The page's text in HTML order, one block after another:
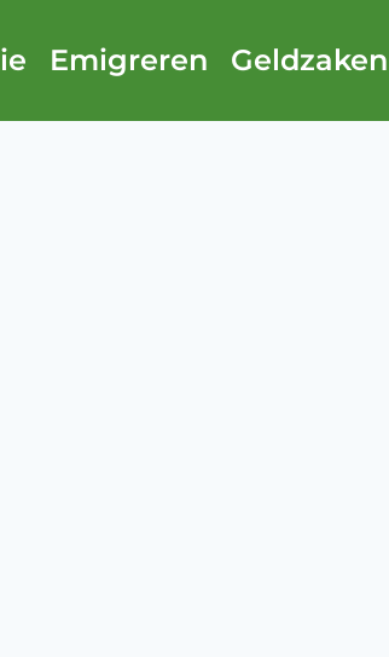
Emigreren Geldzaken